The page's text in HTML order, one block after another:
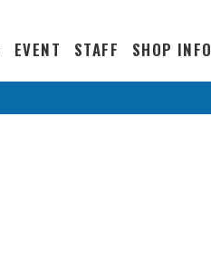
EVENT STAFF SHOP INFO